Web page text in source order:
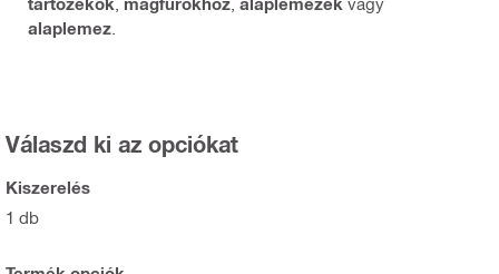
alaplemez
Válaszd ki az opciókat
Kiszerelés
1 db